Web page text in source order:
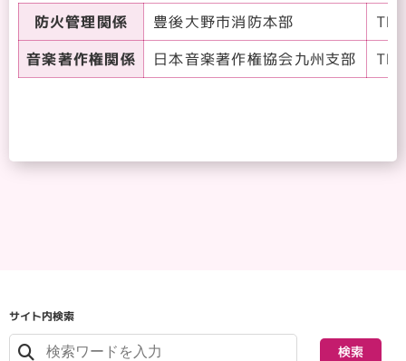
防火管理関係 豊後大野市消防本部
音楽著作権関係
日本音楽著作権協会九州支部
サイト内検索
検索